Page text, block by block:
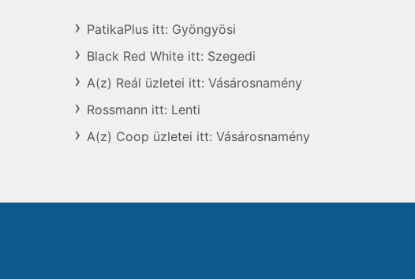
PatikaPlus itt: Gyöngyösi
Black Red White itt: Szegedi
A(z) Reál üzletei itt: Vásárosnamény
Rossmann itt: Lenti
A(z) Coop üzletei itt: Vásárosnamény